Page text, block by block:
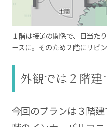
１階は接道の関係で、日当た
ースに。そのため２階にリビ
外観では２階建
今回のプランは３階